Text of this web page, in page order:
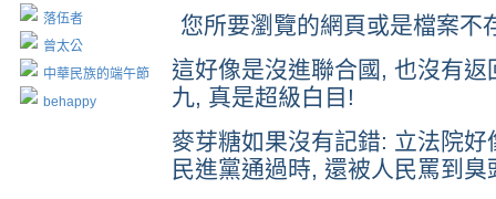
落伍者
曾太公
中華民族的端午節
behappy
您所要瀏覽的網頁或是檔案不
這好像是沒進聯合國, 也沒有
九, 真是超級白目!
麥芽糖如果沒有記錯: 立法院
民進黨通過時, 還被人民罵到臭